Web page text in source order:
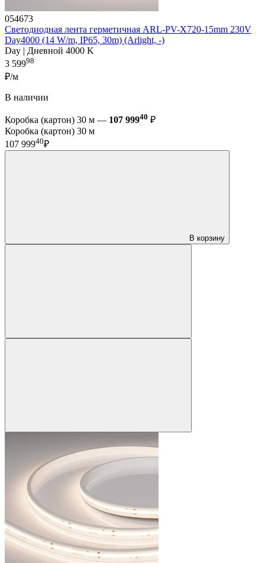
054673
Светодиодная лента герметичная ARL-PV-X720-15mm 230V
Day4000 (14 W/m, IP65, 30m) (Arlight, -)
Day | Дневной 4000 K
3 59998
₽/м
В наличии
Коробка (картон) 30 м — 107 99940 ₽
Коробка (картон) 30 м
107 99940₽
В корзину